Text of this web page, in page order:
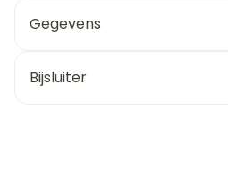
Gegevens
Bijsluiter